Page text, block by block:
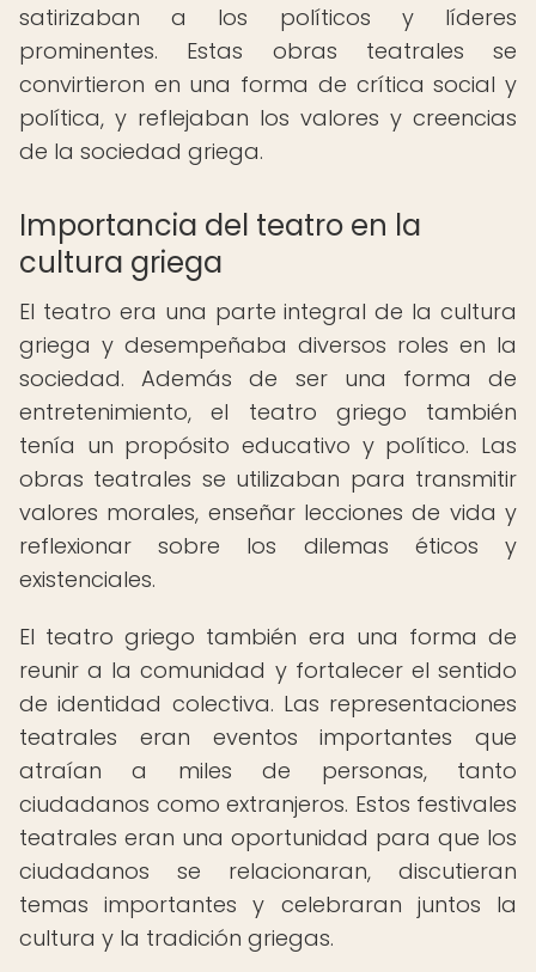
satirizaban a los políticos y líderes
prominentes. Estas obras teatrales se
convirtieron en una forma de crítica social y
política, y reflejaban los valores y creencias
de la sociedad griega.
Importancia del teatro en la
cultura griega
El teatro era una parte integral de la cultura
griega y desempeñaba diversos roles en la
sociedad. Además de ser una forma de
entretenimiento, el teatro griego también
tenía un propósito educativo y político. Las
obras teatrales se utilizaban para transmitir
valores morales, enseñar lecciones de vida y
reflexionar sobre los dilemas éticos y
existenciales.
El teatro griego también era una forma de
reunir a la comunidad y fortalecer el sentido
de identidad colectiva. Las representaciones
teatrales eran eventos importantes que
atraían a miles de personas, tanto
ciudadanos como extranjeros. Estos festivales
teatrales eran una oportunidad para que los
ciudadanos se relacionaran, discutieran
temas importantes y celebraran juntos la
cultura y la tradición griegas.